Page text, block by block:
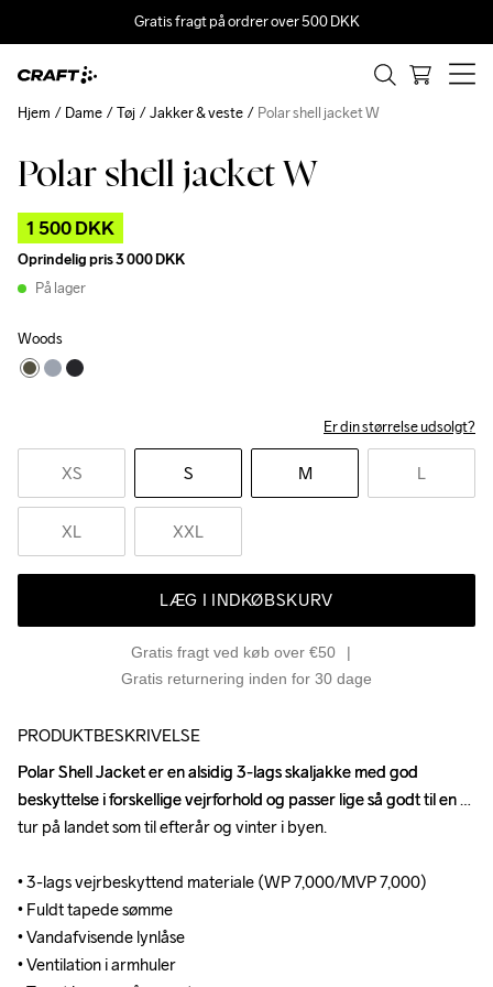
Gratis fragt på ordrer over 500 DKK
Polar shell jacket W
1 500 DKK
Oprindelig pris3 000 DKK
På lager
Woods
Er din størrelse udsolgt?
XS S M L
XL XXL
LÆG I INDKØBSKURV
Gratis fragt ved køb over €50
Gratis returnering inden for 30 dage
Hjem Dame Tøj Jakker & veste Polar shell jacket W
Outlet
PRODUKTBESKRIVELSE
Polar Shell Jacket er en alsidig 3-lags skaljakke med god
beskyttelse i forskellige vejrforhold og passer lige så godt til en
tur på landet som til efterår og vinter i byen.
• 3-lags vejrbeskyttend materiale (WP 7,000/MVP 7,000)
• Fuldt tapede sømme
• Vandafvisende lynlåse
• Ventilation i armhuler
Polar Shell Jacket er en alsidig 3-lags skaljakke med god
beskyttelse i forskellige vejrforhold og passer lige så godt til en
tur på landet som til efterår og vinter i byen.
• 3-lags vejrbeskyttend materiale (WP 7,000/MVP 7,000)
• Fuldt tapede sømme
• Vandafvisende lynlåse
• Ventilation i armhuler